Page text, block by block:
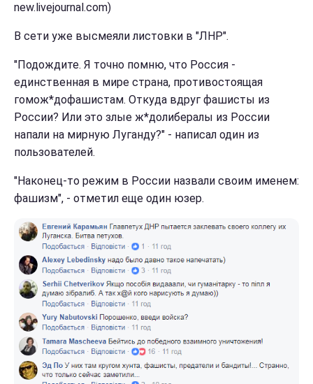
new.livejournal.com)
В сети уже высмеяли листовки в "ЛНР".
"Подождите. Я точно помню, что Россия -
единственная в мире страна, противостоящая
гомож*дофашистам. Откуда вдруг фашисты из
России? Или это злые ж*долибералы из России
напали на мирную Луганду?" - написал один из
пользователей.
"Наконец-то режим в России назвали своим именем:
фашизм", - отметил еще один юзер.